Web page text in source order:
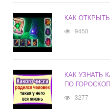
КАК ОТКРЫТЬ
9450
КАК УЗНАТЬ
ПО
3277